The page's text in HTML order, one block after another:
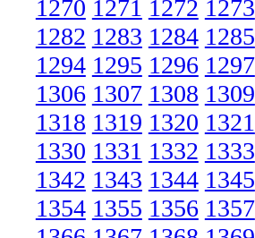
1270 1271 1272 1273
1282 1283 1284 1285
1294 1295 1296 1297
1306 1307 1308 1309
1318 1319 1320 1321
1330 1331 1332 1333
1342 1343 1344 1345
1354 1355 1356 1357